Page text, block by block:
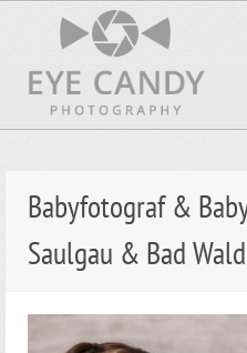
Babyfotograf &
Saulgau & Bad